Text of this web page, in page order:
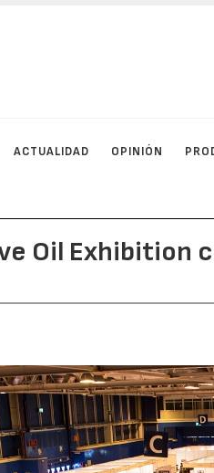
ACTUALIDAD OPINIÓN
Oil Exhibition